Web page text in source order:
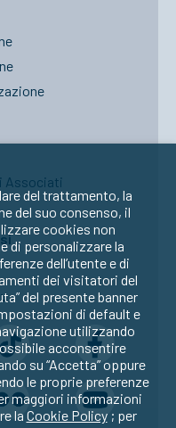
Associati
del trattamento, la
del suo consenso, il
cookies non
di personalizzare la
dell’utente e di
dei visitatori del
del presente banner
di default e
utilizzando
acconsentire
su “Accetta” oppure
le proprie preferenze
maggiori informazioni
la Cookie Policy; per